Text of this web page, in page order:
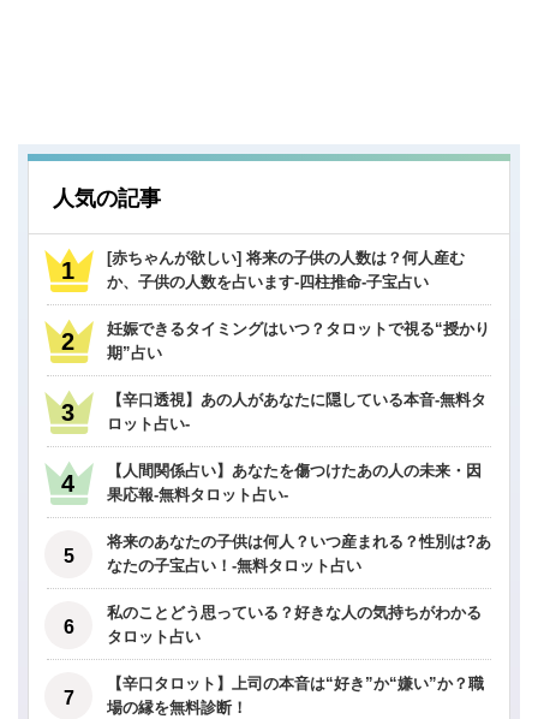
人気の記事
[赤ちゃんが欲しい] 将来の子供の人数は？何人産む
か、子供の人数を占います-四柱推命-子宝占い
妊娠できるタイミングはいつ？タロットで視る“授かり
期”占い
【辛口透視】あの人があなたに隠している本音-無料タ
ロット占い-
【人間関係占い】あなたを傷つけたあの人の未来・因
果応報-無料タロット占い-
将来のあなたの子供は何人？いつ産まれる？性別は?あ
なたの子宝占い！-無料タロット占い
私のことどう思っている？好きな人の気持ちがわかる
タロット占い
【辛口タロット】上司の本音は“好き”か“嫌い”か？職
場の縁を無料診断！